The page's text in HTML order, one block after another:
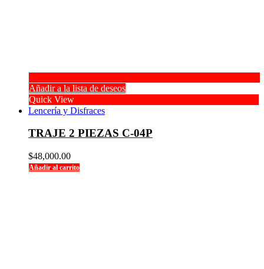
Añadir a la lista de deseos
Quick View
Lencería y Disfraces
TRAJE 2 PIEZAS C-04P
$48,000.00
Añadir al carrito